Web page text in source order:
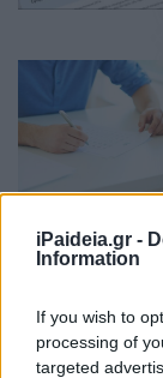
iPaideia.gr -
Information
If you wish to
processing of
targeted